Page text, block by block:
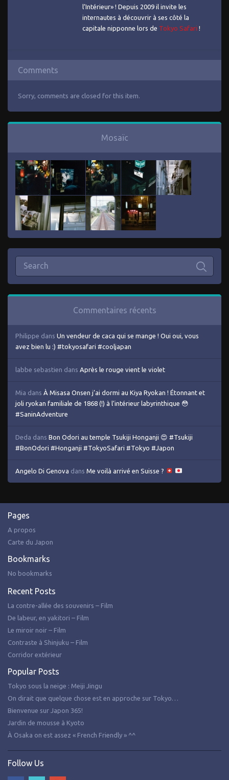
l’Intérieur» ! Depuis 2009 il invite les
internautes à découvrir à ses côté la
capitale nipponne lors de Tokyo Safari !
Comments
Sorry, comments are closed for this item.
Mosaïc
Commentaires récents
Philippe dans Un vendeur de caca qui se mange ! Oui oui, vous
avez bien lu :) #tokyosafari #cooljapan
labbe sebastien dans Après le rouge vient le violet
Mia dans À Misasa Onsen j’ai dormi au Kiya Ryokan ! Étonnant et
joli ryokan familiale de 1868 (!) à l’intérieur labyrinthique 😳
#SaninAdventure
Deda dans Bon Odori au temple Tsukiji Honganji 😍 #Tsukiji
#BonOdori #Honganji #TokyoSafari #Tokyo #Japon
Angelo Di Genova dans Me voilà arrivé en Suisse ?
Pages
A propos
Carte du Japon
Bookmarks
No bookmarks
Recent Posts
La contre-allée des souvenirs – Film
De labeur, en yakitori – Film
Le miroir noir – Film
Contraste à Shinjuku – Film
Corridor extérieur
Popular Posts
Tokyo sous la neige : Meiji Jingu
On dirait que quelque chose est en approche sur Tokyo…
Bienvenue sur Japon 365!
Jardin de mousse à Kyoto
À Osaka on est assez « French Friendly » ^^
Follow Us